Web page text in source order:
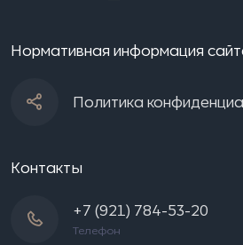
Нормативная информация
Политика
Контакты
+7 (921) 784-53-20
Телефон